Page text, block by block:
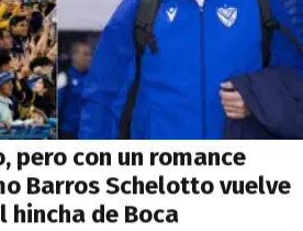
pero con un romance
Barros Schelotto vuelve
hincha de Boca